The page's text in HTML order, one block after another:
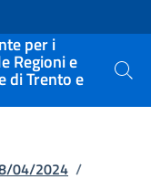
per i
Regioni e
di Trento e Cerca
04/2024 /